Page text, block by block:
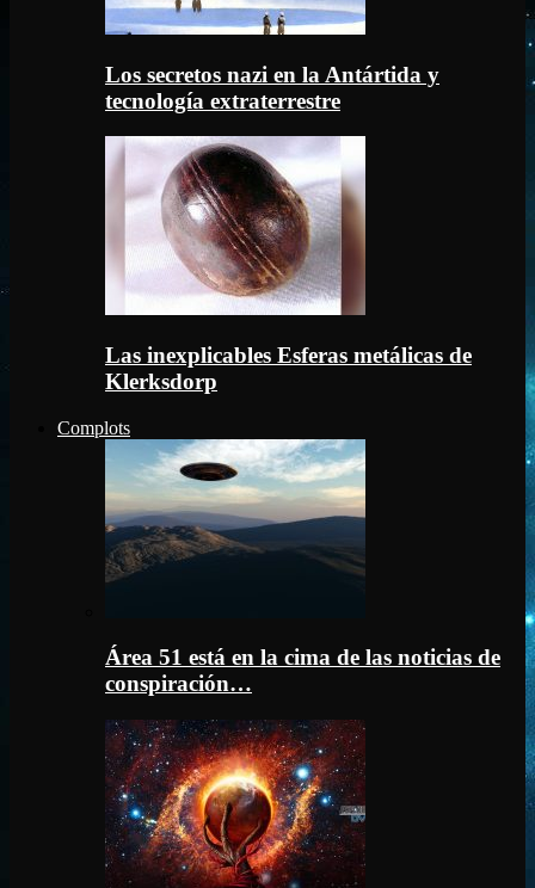
Los secretos nazi en la Antártida y
tecnología extraterrestre
Las inexplicables Esferas metálicas de
Klerksdorp
Complots
Área 51 está en la cima de las noticias de
conspiración…